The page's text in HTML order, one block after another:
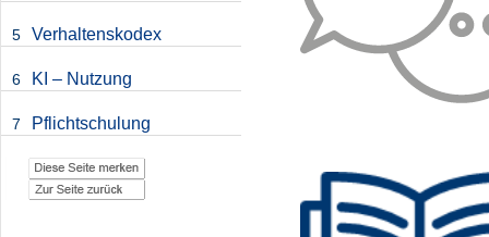
5 Verhaltenskodex
6 KI – Nutzung
7 Pflichtschulung